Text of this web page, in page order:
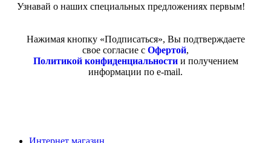
Узнавай о наших специальных предложениях первым!
Нажимая кнопку «Подписаться», Вы подтверждаете
свое согласие с Офертой,
Политикой конфиденциальностии получением
информации по e-mail.
Интернет магазин